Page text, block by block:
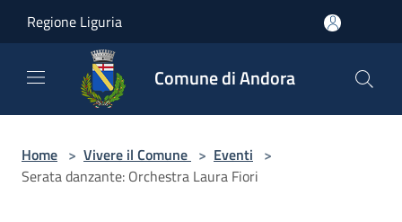
Regione Liguria
Comune di Andora
Home > Vivere il Comune > Eventi >
Serata danzante: Orchestra Laura Fiori